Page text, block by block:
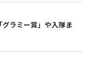
ラミー賞」や入隊ま